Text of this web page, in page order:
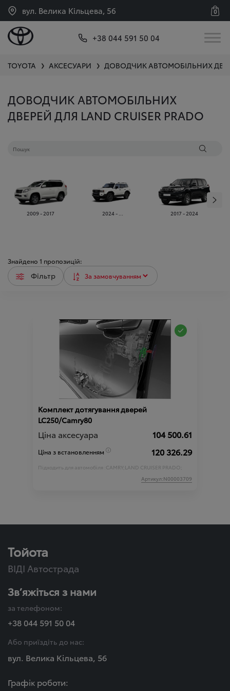
вул. Велика Кільцева, 56 0
+38 044 591 50 04
TOYOTA ❯ АКСЕСУАРИ ❯ ДОВОДЧИК АВТОМОБІЛЬНИХ
ДОВОДЧИК АВТОМОБІЛЬНИХ
ДВЕРЕЙ ДЛЯ LAND CRUISER PRADO
2009 - 2017 2024 - ... 2017 - 2024
Знайдено 1 пропозицій:
Фільтр
Комплект дотягування дверей
LC250/Camry80
Ціна аксесуара 104 500.61
Ціна з встановленням 120 326.29
Підходить для автомобіля :CAMRY;LAND CRUISER PRADO;
Артикул:N00003709
Тойота
ВІДІ Автострада
Зв’яжіться з нами
за телефоном:
+38 044 591 50 04
Або приїздіть до нас:
вул. Велика Кільцева, 56
Графік роботи: